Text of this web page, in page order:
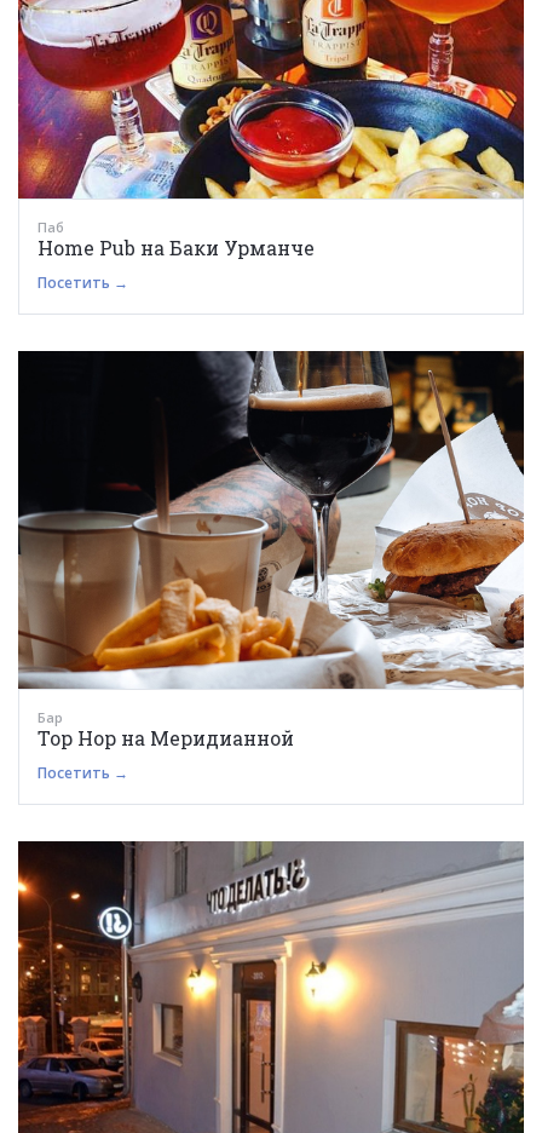
Паб
Home Pub на Баки Урманче
Посетить →
Бар
Top Hop на Меридианной
Посетить →